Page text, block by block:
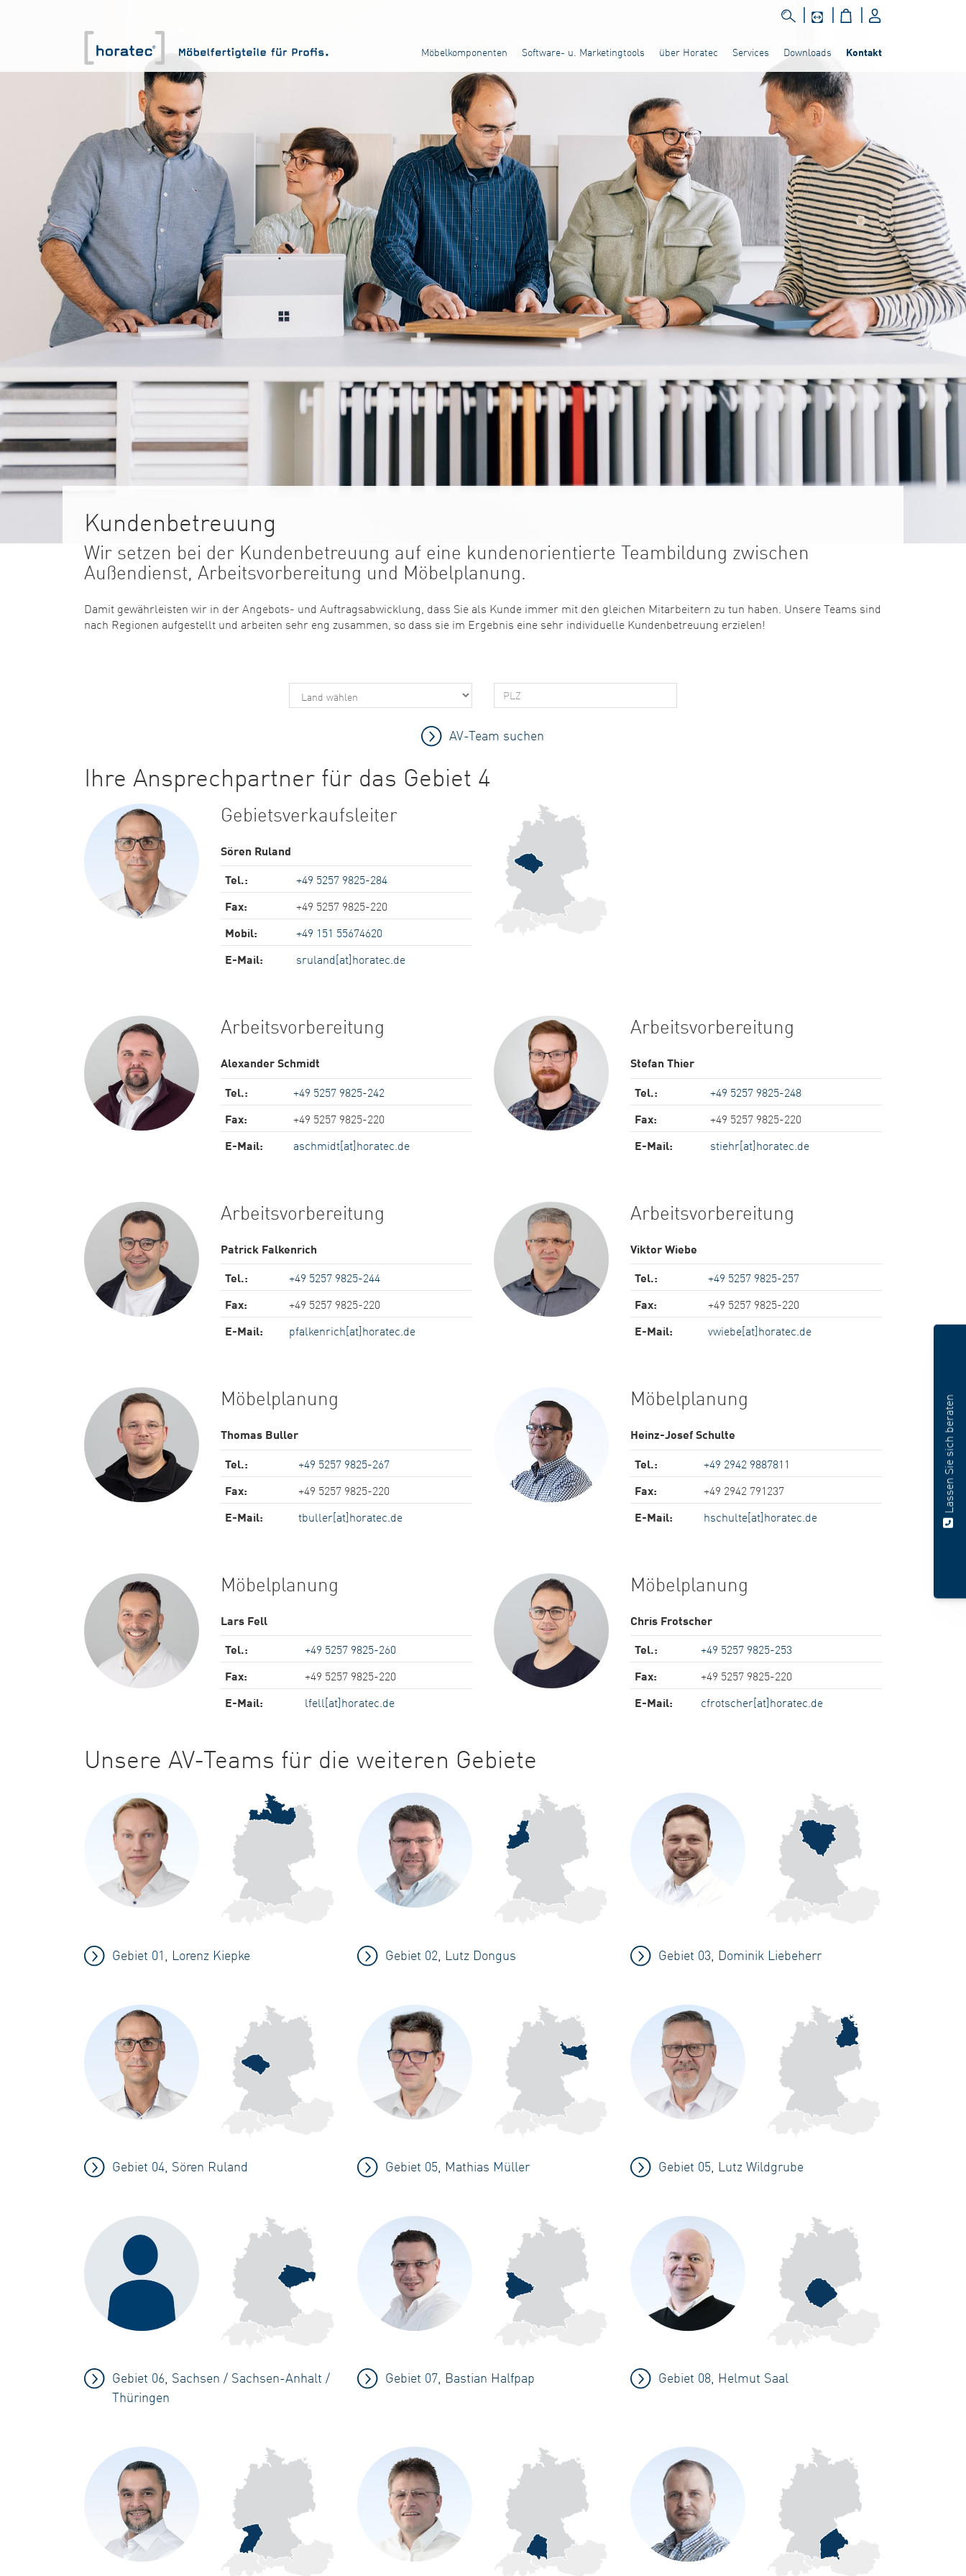
Möbelkomponenten Software- u. Marketingtools über Horatec Services Downloads Kontakt
Kundenbetreuung
Wir setzen bei der Kundenbetreuung auf eine kundenorientierte Teambildung zwischen
Außendienst, Arbeitsvorbereitung und Möbelplanung.
Damit gewährleisten wir in der Angebots- und Auftragsabwicklung, dass Sie als Kunde immer mit den gleichen Mitarbeitern zu tun haben. Unsere Teams sind
nach Regionen aufgestellt und arbeiten sehr eng zusammen, so dass sie im Ergebnis eine sehr individuelle Kundenbetreuung erzielen!
Ihre Ansprechpartner für das Gebiet 4
Gebietsverkaufsleiter
Sören Ruland
Tel.:
+49 5257 9825-284
Fax:
+49 5257 9825-220
Mobil:
+49 151 55674620
E-Mail:
sruland[at]horatec.de
Arbeitsvorbereitung
Alexander Schmidt
Tel.:
+49 5257 9825-242
Fax:
+49 5257 9825-220
E-Mail:
aschmidt[at]horatec.de
Arbeitsvorbereitung
Stefan Thier
Tel.:
+49 5257 9825-248
Fax:
+49 5257 9825-220
E-Mail:
stiehr[at]horatec.de
Arbeitsvorbereitung
Patrick Falkenrich
Tel.:
+49 5257 9825-244
Fax:
+49 5257 9825-220
E-Mail:
pfalkenrich[at]horatec.de
Arbeitsvorbereitung
Viktor Wiebe
Tel.:
+49 5257 9825-257
Fax:
+49 5257 9825-220
E-Mail:
vwiebe[at]horatec.de
Möbelplanung
Thomas Buller
Tel.:
+49 5257 9825-267
Fax:
+49 5257 9825-220
E-Mail:
tbuller[at]horatec.de
Möbelplanung
Heinz-Josef Schulte
Tel.:
+49 2942 9887811
Fax:
+49 2942 791237
E-Mail:
hschulte[at]horatec.de
Möbelplanung
Lars Fell
Tel.:
+49 5257 9825-260
Fax:
+49 5257 9825-220
E-Mail:
lfell[at]horatec.de
Möbelplanung
Chris Frotscher
Tel.:
+49 5257 9825-253
Fax:
+49 5257 9825-220
E-Mail:
cfrotscher[at]horatec.de
Unsere AV-Teams für die weiteren Gebiete
Gebiet 01, Lorenz Kiepke Gebiet 02, Lutz Dongus Gebiet 03, Dominik Liebeherr
Gebiet 04, Sören Ruland Gebiet 05, Mathias Müller Gebiet 05, Lutz Wildgrube
Gebiet 06, Sachsen / Sachsen-Anhalt /
Thüringen
Gebiet 07, Bastian Halfpap Gebiet 08, Helmut Saal
Lassen Sie sich beraten